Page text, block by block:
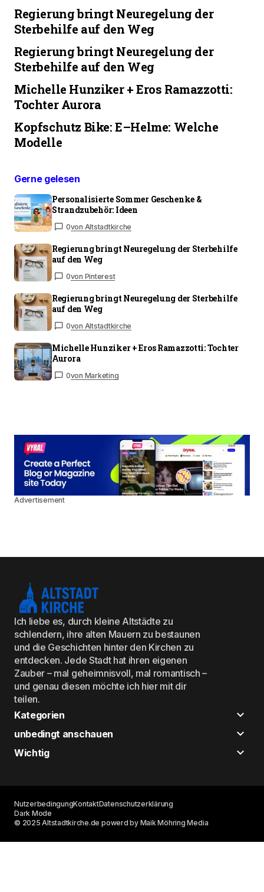
Regierung bringt Neuregelung der
Sterbehilfe auf den Weg
Regierung bringt Neuregelung der
Sterbehilfe auf den Weg
Michelle Hunziker + Eros Ramazzotti:
Tochter Aurora
Kopfschutz Bike: E–Helme: Welche
Modelle
Gerne gelesen
Personalisierte Sommer Geschenke &
Strandzubehör: Ideen
0von Altstadtkirche
Regierung bringt Neuregelung der Sterbehilfe
auf den Weg
0von Pinterest
Regierung bringt Neuregelung der Sterbehilfe
auf den Weg
0von Altstadtkirche
Michelle Hunziker + Eros Ramazzotti: Tochter
Aurora
0von Marketing
Advertisement
Ich liebe es, durch kleine Altstädte zu
schlendern, ihre alten Mauern zu bestaunen
und die Geschichten hinter den Kirchen zu
entdecken. Jede Stadt hat ihren eigenen
Zauber – mal geheimnisvoll, mal romantisch –
und genau diesen möchte ich hier mit dir
teilen.
Kategorien
unbedingt anschauen
Wichtig
© 2025 Altstadtkirche.de powerd by Maik Möhring Media
NutzerbedingungKontaktDatenschutzerklärung
Dark Mode